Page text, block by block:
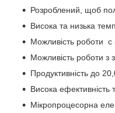
Розроблений, щоб
Висока та низька
Можливість роботи
Можливість роботи з
Продуктивність до
Висока ефективність
Мікропроцесорна